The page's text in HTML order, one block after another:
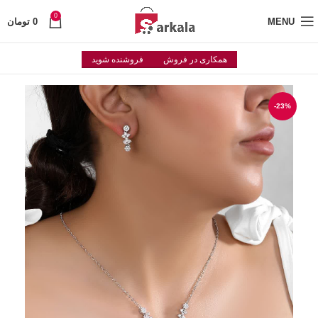
MENU
0
0 تومان
همکاری در فروش فروشنده شوید
-23%